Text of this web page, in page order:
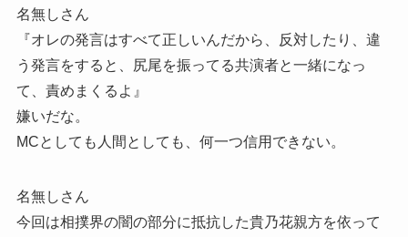
名無しさん
『オレの発言はすべて正しいんだから、反対したり、違
う発言をすると、尻尾を振ってる共演者と一緒になっ
て、責めまくるよ』
嫌いだな。
MCとしても人間としても、何一つ信用できない。
名無しさん
今回は相撲界の闇の部分に抵抗した貴乃花親方を依って